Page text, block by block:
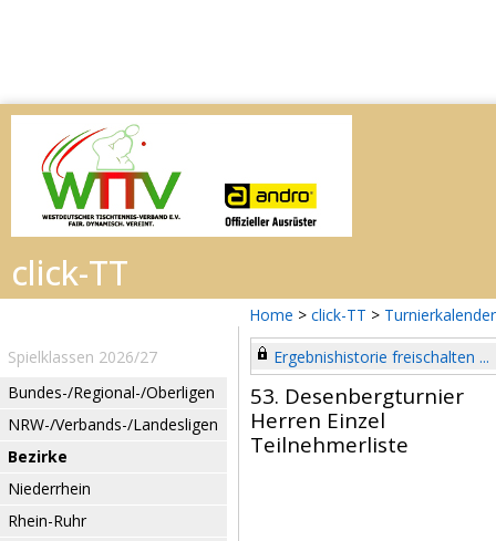
Home > click-TT > Turnierkalender
Spielklassen 2026/27
Bundes-/Regional-/Oberligen
NRW-/Verbands-/Landesligen
Bezirke
Niederrhein
Rhein-Ruhr
Ergebnishistorie freischalten ...
53. Desenbergturnier
Herren Einzel
Teilnehmerliste